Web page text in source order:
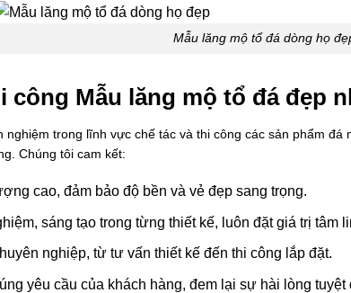
Mẫu lăng mộ tổ đá dòng họ
công Mẫu lăng mộ tổ đá đẹp
trong lĩnh vực chế tác và thi công các sản phẩm
Chúng tôi cam kết:
cao, đảm bảo độ bền và vẻ đẹp sang trọng.
sáng tạo trong từng thiết kế, luôn đặt giá trị tâm
nghiệp, từ tư vấn thiết kế đến thi công lắp đặt.
yêu cầu của khách hàng, đem lại sự hài lòng tuyệt